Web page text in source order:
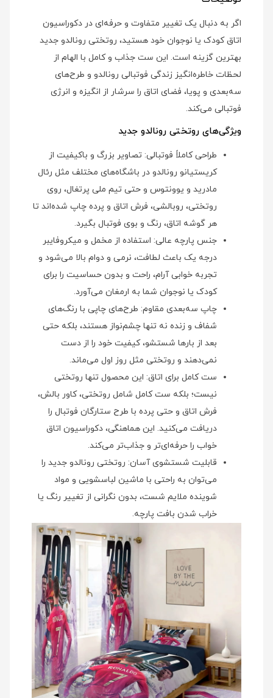
اگر به دنبال یک تغییر متفاوت و حرفه‌ای در دکوراسیون
اتاق کودک یا نوجوان خود هستید، روتختی رونالدو جدید
بهترین گزینه است. این ست جذاب و کامل با الهام از
لحظات خاطره‌انگیز زندگی فوتبالی رونالدو و طرح‌های
سه‌بعدی و پویا، فضای اتاق را سرشار از انگیزه و انرژی
فوتبالی می‌کند.
ویژگی‌های روتختی رونالدو جدید
طراحی کاملاً فوتبالی: تصاویر بزرگ و باکیفیت از
کریستیانو رونالدو در باشگاه‌های مختلف مثل رئال
مادرید و یوونتوس و حتی تیم ملی پرتغال، روی
روتختی، روبالشی، فرش اتاق و پرده چاپ شده‌اند تا
هر گوشه اتاق، رنگ و بوی فوتبال بگیرد.
جنس پارچه عالی: استفاده از مخمل و میکروفایبر
درجه یک باعث لطافت، نرمی و دوام بالا می‌شود و
تجربه خوابی آرام، راحت و بدون حساسیت را برای
کودک یا نوجوان شما به ارمغان می‌آورد.
چاپ سه‌بعدی مقاوم: طرح‌های چاپی با رنگ‌های
شفاف و زنده نه تنها چشم‌نواز هستند، بلکه حتی
بعد از بارها شستشو، کیفیت خود را از دست
نمی‌دهند و روتختی مثل روز اول می‌ماند.
ست کامل برای اتاق: این محصول تنها روتختی
نیست؛ بلکه ست کامل شامل روتختی، کاور بالش،
فرش اتاق و حتی پرده با طرح ستارگان فوتبال را
دریافت می‌کنید. این هماهنگی، دکوراسیون اتاق
خواب را حرفه‌ای‌تر و جذاب‌تر می‌کند.
قابلیت شستشوی آسان: روتختی رونالدو جدید را
می‌توان به راحتی با ماشین لباسشویی و مواد
شوینده ملایم شست، بدون نگرانی از تغییر رنگ یا
خراب شدن بافت پارچه.